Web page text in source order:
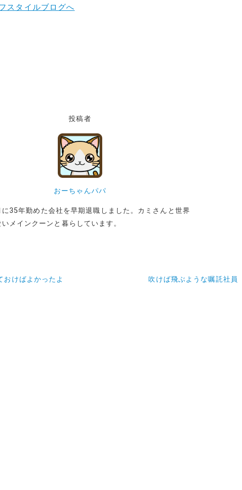
投稿者
おーちゃんパパ
35年勤めた会社を早期退職しました。カミさんと世界
メインクーンと暮らしています。
おけばよかったよ 吹けば飛ぶような嘱託社員